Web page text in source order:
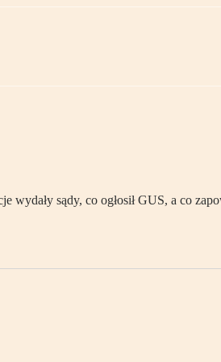
sądy, co ogłosił GUS, a co